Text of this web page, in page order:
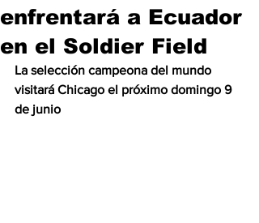
enfrentará a Ecuador
en el Soldier Field
La selección campeona del mundo
visitará Chicago el próximo domingo 9
de junio